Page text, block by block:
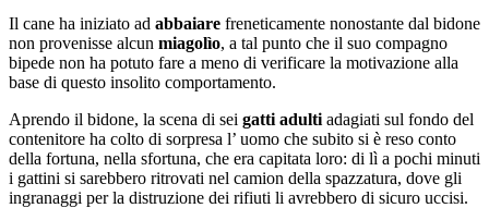
Il cane ha iniziato ad abbaiare freneticamente nonostante dal bidone
non provenisse alcun miagolìo, a tal punto che il suo compagno
bipede non ha potuto fare a meno di verificare la motivazione alla
base di questo insolito comportamento.
Aprendo il bidone, la scena di sei gatti adulti adagiati sul fondo del
contenitore ha colto di sorpresa l’ uomo che subito si è reso conto
della fortuna, nella sfortuna, che era capitata loro: di lì a pochi minuti
i gattini si sarebbero ritrovati nel camion della spazzatura, dove gli
ingranaggi per la distruzione dei rifiuti li avrebbero di sicuro uccisi.